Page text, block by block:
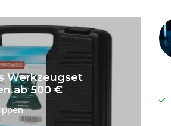
Werkzeugset
ab 500 €